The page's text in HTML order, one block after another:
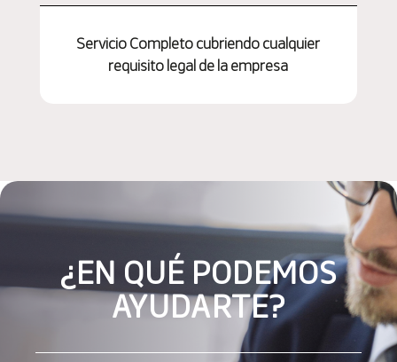
Servicio Completo cubriendo cualquier
requisito legal de la empresa
¿EN QUÉ PODEMOS
AYUDARTE?